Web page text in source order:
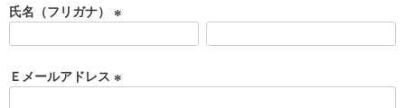
須
氏名（フリガナ）
須
Ｅメールアドレス